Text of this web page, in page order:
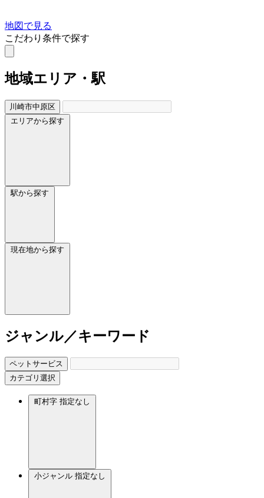
地図で見る
こだわり条件で探す
地域エリア・駅
川崎市中原区
エリアから探す
駅から探す
現在地から探す
ジャンル／キーワード
ペットサービス
カテゴリ選択
町村字 指定なし
小ジャンル 指定なし